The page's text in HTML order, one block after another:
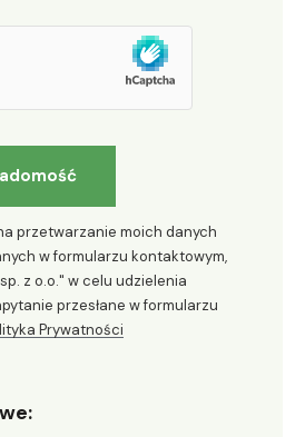
przetwarzanie moich danych
w formularzu kontaktowym,
z o.o." w celu udzielenia
przesłane w formularzu
Prywatności